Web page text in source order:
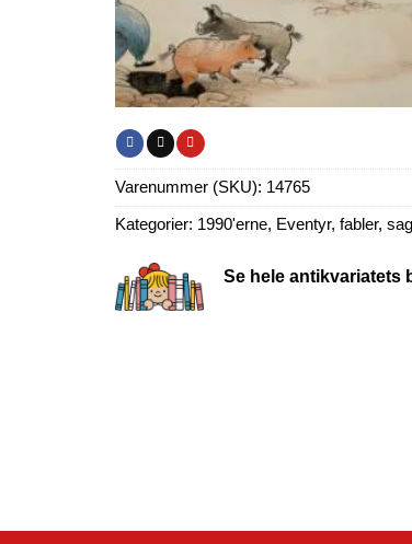
Varenummer (SKU): 14765
Kategorier: 1990'erne, Eventyr, fabler,
Se hele antikvariatets